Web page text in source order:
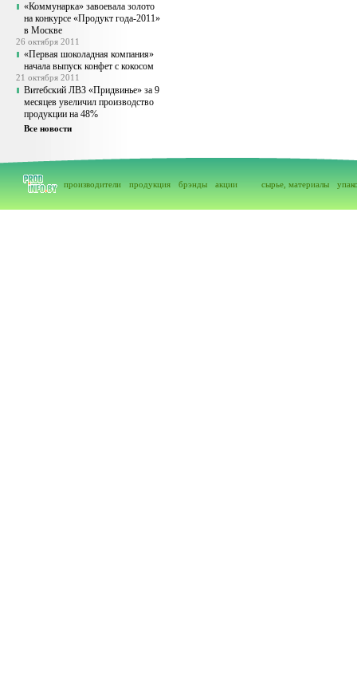
«Коммунарка» завоевала золото
на конкурсе «Продукт года-2011»
в Москве
26 октября 2011
«Первая шоколадная компания»
начала выпуск конфет с кокосом
21 октября 2011
Витебский ЛВЗ «Придвинье» за 9
месяцев увеличил производство
продукции на 48%
Все новости
производители продукция брэнды акции сырье, материалы